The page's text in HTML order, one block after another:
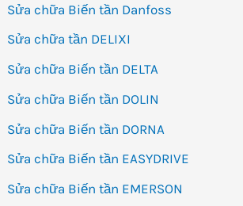
Sửa chữa Biến tần Danfoss
Sửa chữa tần DELIXI
Sửa chữa Biến tần DELTA
Sửa chữa Biến tần DOLIN
Sửa chữa Biến tần DORNA
Sửa chữa Biến tần EASYDRIVE
Sửa chữa Biến tần EMERSON